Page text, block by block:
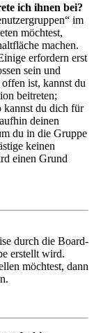
ich ihnen bei?
im
möchtest,
machen.
erfordern erst
sein und
ist, kannst du
beitreten;
kannst du dich für
deinen
du in die Gruppe
keinen
einen Grund
durch die Board-
erstellt wird.
möchtest, dann